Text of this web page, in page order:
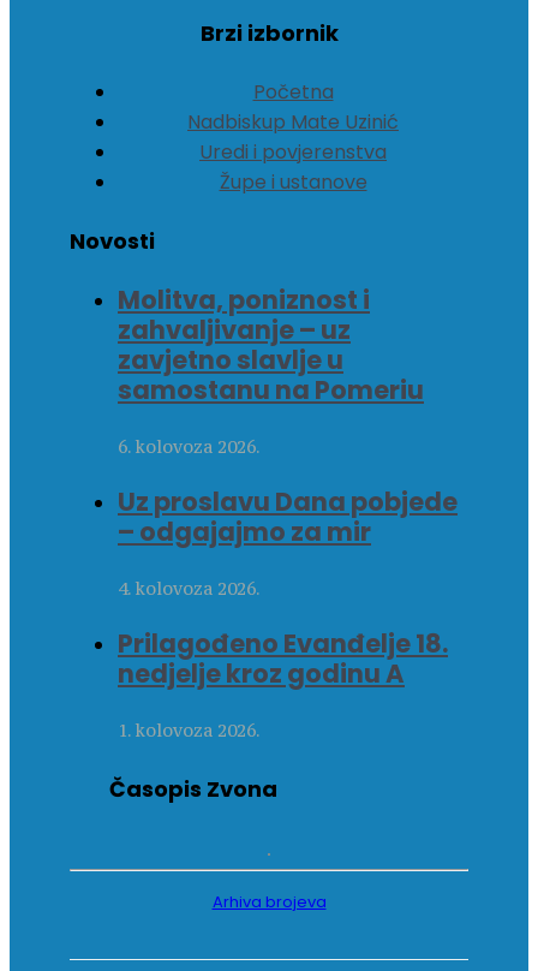
Brzi izbornik
Početna
Nadbiskup Mate Uzinić
Uredi i povjerenstva
Župe i ustanove
Novosti
Molitva, poniznost i
zahvaljivanje – uz
zavjetno slavlje u
samostanu na Pomeriu
6. kolovoza 2026.
Uz proslavu Dana pobjede
– odgajajmo za mir
4. kolovoza 2026.
Prilagođeno Evanđelje 18.
nedjelje kroz godinu A
1. kolovoza 2026.
Časopis Zvona
Arhiva brojeva